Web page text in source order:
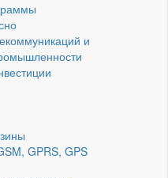
и
GPRS, GPS